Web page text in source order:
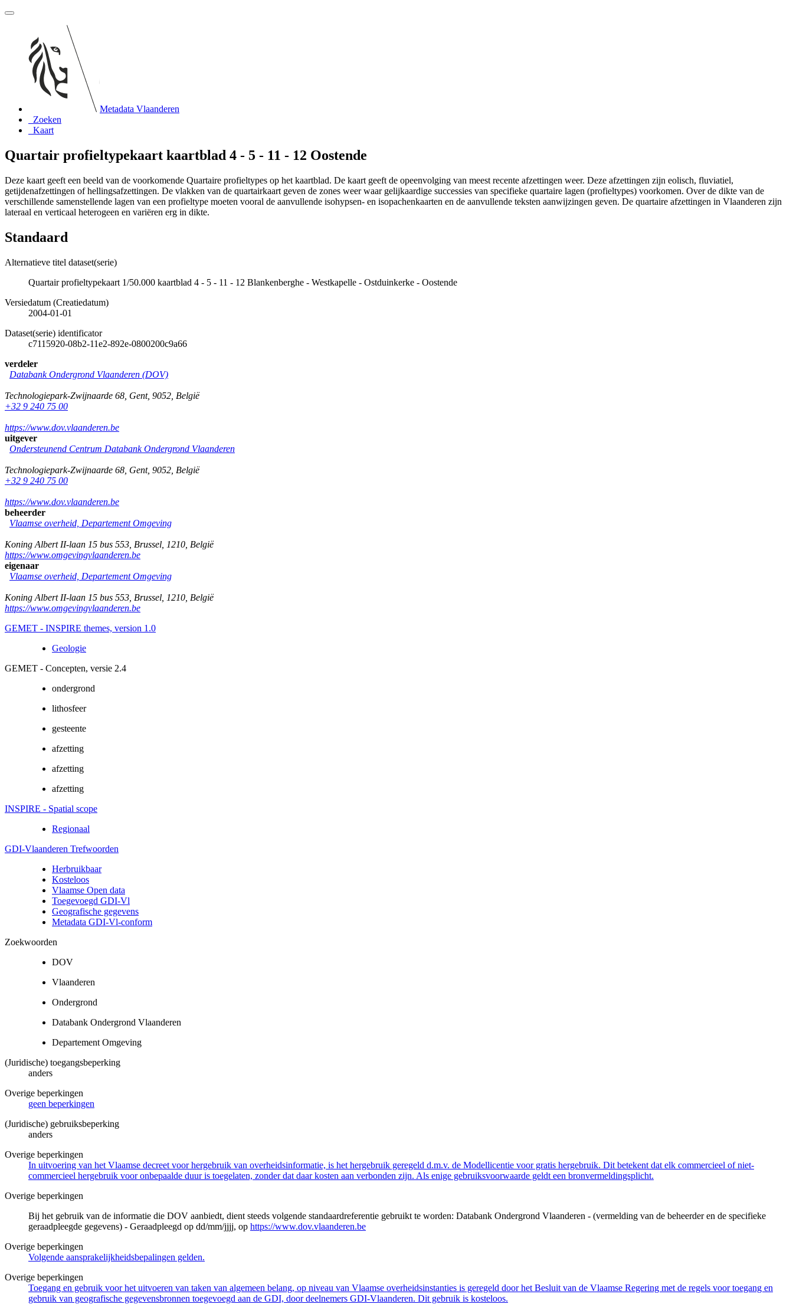
Metadata Vlaanderen
Zoeken
Kaart
Quartair profieltypekaart kaartblad 4 - 5 - 11 - 12 Oostende
Deze kaart geeft een beeld van de voorkomende Quartaire profieltypes op het kaartblad. De kaart geeft de opeenvolging van meest recente afzettingen weer. Deze afzettingen zijn eolisch, fluviatiel,
getijdenafzettingen of hellingsafzettingen. De vlakken van de quartairkaart geven de zones weer waar gelijkaardige successies van specifieke quartaire lagen (profieltypes) voorkomen. Over de dikte van de
verschillende samenstellende lagen van een profieltype moeten vooral de aanvullende isohypsen- en isopachenkaarten en de aanvullende teksten aanwijzingen geven. De quartaire afzettingen in Vlaanderen zijn
lateraal en verticaal heterogeen en variëren erg in dikte.
Standaard
Alternatieve titel dataset(serie)
Quartair profieltypekaart 1/50.000 kaartblad 4 - 5 - 11 - 12 Blankenberghe - Westkapelle - Ostduinkerke - Oostende
Versiedatum (Creatiedatum)
2004-01-01
Dataset(serie) identificator
c7115920-08b2-11e2-892e-0800200c9a66
verdeler
Databank Ondergrond Vlaanderen (DOV)
Technologiepark-Zwijnaarde 68 Gent, 9052 België
+32 9 240 75 00
https://www.dov.vlaanderen.be
uitgever
Ondersteunend Centrum Databank Ondergrond Vlaanderen
Technologiepark-Zwijnaarde 68 Gent, 9052 België
+32 9 240 75 00
https://www.dov.vlaanderen.be
beheerder
Vlaamse overheid, Departement Omgeving
Koning Albert II-laan 15 bus 553 Brussel 1210 België
https://www.omgevingvlaanderen.be
eigenaar
Vlaamse overheid, Departement Omgeving
Koning Albert II-laan 15 bus 553 Brussel 1210 België
https://www.omgevingvlaanderen.be
GEMET - INSPIRE themes, version 1.0
Geologie
GEMET - Concepten, versie 2.4
ondergrond
lithosfeer
gesteente
afzetting
afzetting
afzetting
INSPIRE - Spatial scope
Regionaal
GDI-Vlaanderen Trefwoorden
Herbruikbaar
Kosteloos
Vlaamse Open data
Toegevoegd GDI-Vl
Geografische gegevens
Metadata GDI-Vl-conform
Zoekwoorden
DOV
Vlaanderen
Ondergrond
Databank Ondergrond Vlaanderen
Departement Omgeving
(Juridische) toegangsbeperking
anders
Overige beperkingen
geen beperkingen
(Juridische) gebruiksbeperking
anders
Overige beperkingen
In uitvoering van het Vlaamse decreet voor hergebruik van overheidsinformatie, is het hergebruik geregeld d.m.v. de Modellicentie voor gratis hergebruik. Dit betekent dat elk commercieel of niet-
commercieel hergebruik voor onbepaalde duur is toegelaten, zonder dat daar kosten aan verbonden zijn. Als enige gebruiksvoorwaarde geldt een bronvermeldingsplicht.
Overige beperkingen
Bij het gebruik van de informatie die DOV aanbiedt, dient steeds volgende standaardreferentie gebruikt te worden: Databank Ondergrond Vlaanderen - (vermelding van de beheerder en de specifieke
geraadpleegde gegevens) - Geraadpleegd op dd/mm/jjjj, op https://www.dov.vlaanderen.be
Overige beperkingen
Volgende aansprakelijkheidsbepalingen gelden.
Overige beperkingen
Toegang en gebruik voor het uitvoeren van taken van algemeen belang, op niveau van Vlaamse overheidsinstanties is geregeld door het Besluit van de Vlaamse Regering met de regels voor toegang en
gebruik van geografische gegevensbronnen toegevoegd aan de GDI, door deelnemers GDI-Vlaanderen. Dit gebruik is kosteloos.